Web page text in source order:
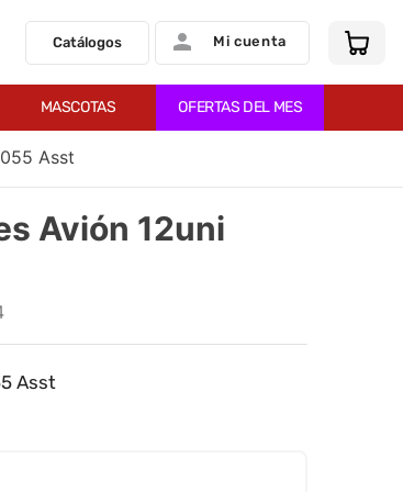
Catálogos Mi cuenta
MASCOTAS OFERTAS DEL MES
Asst
Avión 12uni
Asst